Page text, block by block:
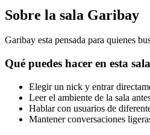
Sobre la sala Garibay
Garibay esta pensada para quienes
Qué puedes hacer en esta sala
Elegir un nick y entrar
Leer el ambiente de la sala
Hablar con usuarios de
Mantener conversaciones